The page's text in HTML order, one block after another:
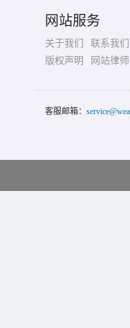
网站服务
关于我们 联系我们
版权声明
网站律师
客服邮箱：